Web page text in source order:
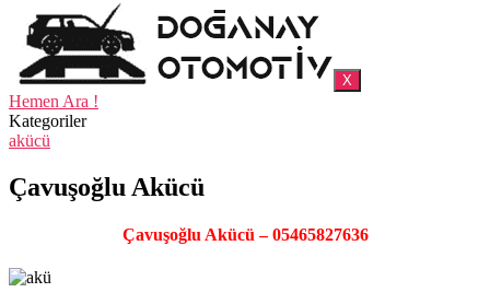
X
Hemen Ara !
Kategoriler
akücü
Çavuşoğlu Akücü
Çavuşoğlu Akücü – 05465827636